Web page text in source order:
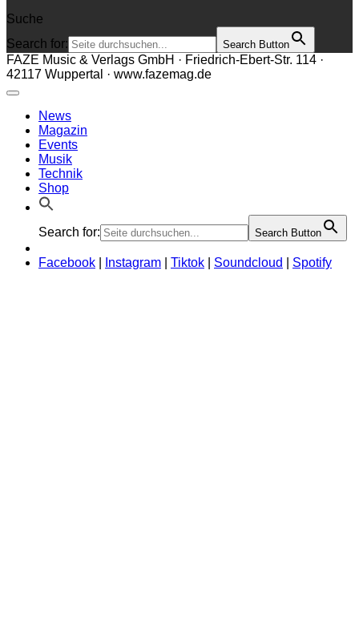
Suche
Search for:
Search Button
FAZE Music & Verlags GmbH · Friedrich-Ebert-Str. 114 ·
42117 Wuppertal · www.fazemag.de
News
Magazin
Events
Musik
Technik
Shop
Search for: Search Button
Facebook Instagram Tiktok Soundcloud Spotify